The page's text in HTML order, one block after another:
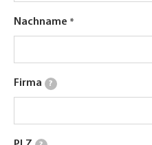
Nachname
Firma ?